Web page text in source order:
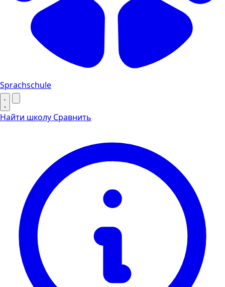
Sprachschule
Найти школу Сравнить